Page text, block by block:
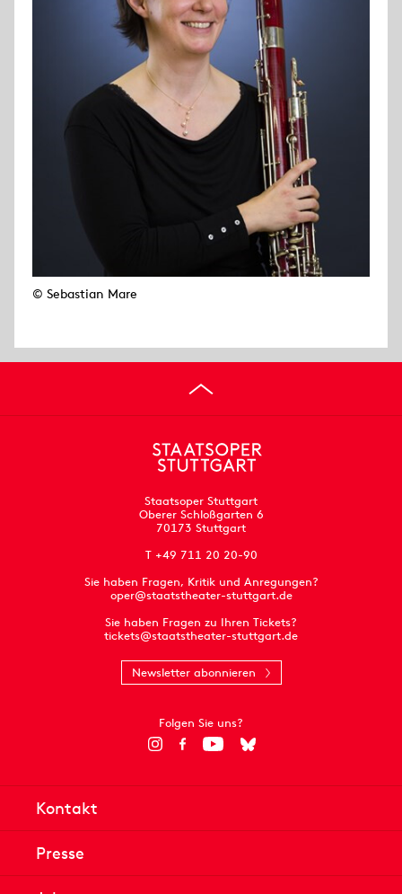
© Sebastian Mare
Staatsoper Stuttgart
Oberer Schloßgarten 6
70173 Stuttgart
T +49 711 20 20-90
Sie haben Fragen, Kritik und Anregungen?
oper@staatstheater-stuttgart.de
Sie haben Fragen zu Ihren Tickets?
tickets@staatstheater-stuttgart.de
Newsletter abonnieren
Folgen Sie uns?
Kontakt
Presse